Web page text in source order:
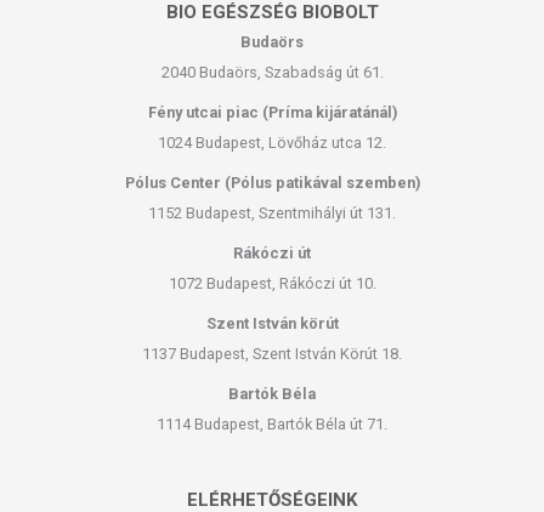
BIO EGÉSZSÉG BIOBOLT
Budaörs
2040 Budaörs, Szabadság út 61.
Fény utcai piac (Príma kijáratánál)
1024 Budapest, Lövőház utca 12.
Pólus Center (Pólus patikával szemben)
1152 Budapest, Szentmihályi út 131.
Rákóczi út
1072 Budapest, Rákóczi út 10.
Szent István körút
1137 Budapest, Szent István Körút 18.
Bartók Béla
1114 Budapest, Bartók Béla út 71.
ELÉRHETŐSÉGEINK